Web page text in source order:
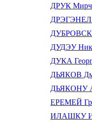
ДРУК
ДРЭГЭНЕЛ
ДУДЭУ
ДУКА
ДЬЯКОВ
ДЬЯКОНУ
ЕРЕМЕЙ
ИЛАШКУ